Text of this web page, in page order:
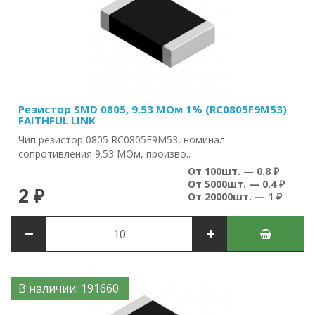
Резистор SMD 0805, 9.53 МОм 1% (RC0805F9M53)
FAITHFUL LINK
Чип резистор 0805 RC0805F9M53, номинал
сопротивления 9.53 МОм, произво..
2 ₽
От 100шт. — 0.8 ₽
От 5000шт. — 0.4 ₽
От 20000шт. — 1 ₽
В наличии: 191660